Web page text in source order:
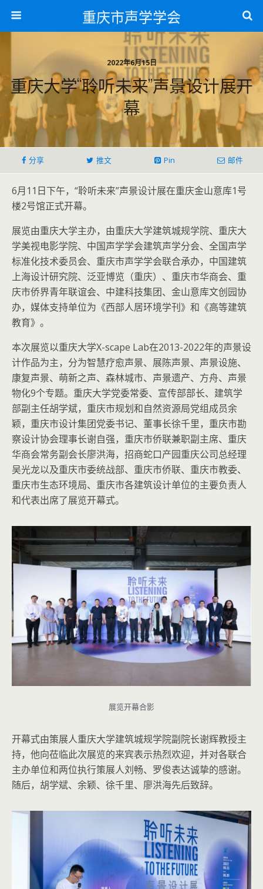
重庆市声学学会
2022年6月15日
重庆大学“聆听未来”声景设计展开
幕
分享 推文 Pin 邮件
6月11日下午，“聆听未来”声景设计展在重庆金山意库1号
楼2号馆正式开幕。
展览由重庆大学主办，由重庆大学建筑城规学院、重庆大
学美视电影学院、中国声学学会建筑声学分会、全国声学
标准化技术委员会、重庆市声学学会联合承办，中国建筑
上海设计研究院、泛亚博览（重庆）、重庆市华商会、重
庆市侨界青年联谊会、中建科技集团、金山意库文创园协
办，媒体支持单位为《西部人居环境学刊》和《高等建筑
教育》。
本次展览以重庆大学X-scape Lab在2013-2022年的声景设
计作品为主，分为智慧疗愈声景、展陈声景、声景设施、
康复声景、萌新之声、森林城市、声景遗产、方舟、声景
物化9个专题。重庆大学党委常委、宣传部部长、建筑学
部副主任胡学斌，重庆市规划和自然资源局党组成员余
颖，重庆市设计集团党委书记、董事长徐千里，重庆市勘
察设计协会理事长谢自强，重庆市侨联兼职副主席、重庆
华商会常务副会长廖洪海，招商蛇口产园重庆公司总经理
吴光龙以及重庆市委统战部、重庆市侨联、重庆市教委、
重庆市生态环境局、重庆市各建筑设计单位的主要负责人
和代表出席了展览开幕式。
展览开幕合影
开幕式由策展人重庆大学建筑城规学院副院长谢辉教授主
持，他向莅临此次展览的来宾表示热烈欢迎，并对各联合
主办单位和两位执行策展人刘畅、罗俊表达诚挚的感谢。
随后，胡学斌、余颖、徐千里、廖洪海先后致辞。